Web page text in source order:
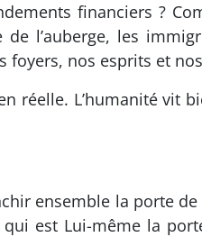
financiers ?
l’auberge, les
foyers, nos esprits et
réelle. L’humanité vit
ensemble la porte
est Lui-même la